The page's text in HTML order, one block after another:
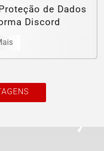
de Dados
Discord